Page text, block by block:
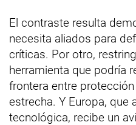
El contraste resulta
necesita aliados para
críticas. Por otro,
herramienta que podría
frontera entre
estrecha. Y Europa, que
tecnológica, recibe un